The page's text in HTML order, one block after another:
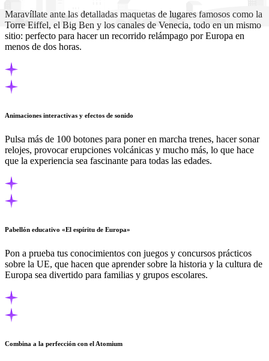
Maravíllate ante las detalladas maquetas de lugares famosos como la
Torre Eiffel, el Big Ben y los canales de Venecia, todo en un mismo
sitio: perfecto para hacer un recorrido relámpago por Europa en
menos de dos horas.
Animaciones interactivas y efectos de sonido
Pulsa más de 100 botones para poner en marcha trenes, hacer sonar
relojes, provocar erupciones volcánicas y mucho más, lo que hace
que la experiencia sea fascinante para todas las edades.
Pabellón educativo «El espíritu de Europa»
Pon a prueba tus conocimientos con juegos y concursos prácticos
sobre la UE, que hacen que aprender sobre la historia y la cultura de
Europa sea divertido para familias y grupos escolares.
Combina a la perfección con el Atomium